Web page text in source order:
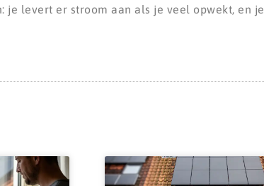
levert er stroom aan als je veel opwekt, en je